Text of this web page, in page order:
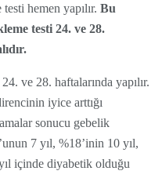
hemen yapılır. Bu
testi 24. ve 28.
ve 28. haftalarında yapılır.
iyice arttığı
sonucu gebelik
7 yıl, %18’inin 10 yıl,
yıl içinde diyabetik olduğu